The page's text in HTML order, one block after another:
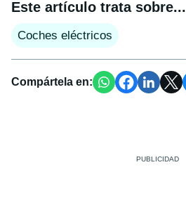
Este artículo trata sobre...
Coches eléctricos
Compártela en: